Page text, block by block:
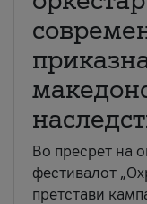
Во пресрет на
фестивалот
претстави